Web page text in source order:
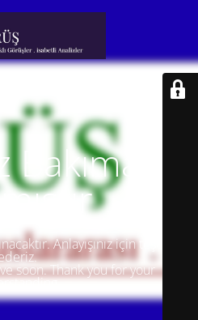
Bakıma
Anlayışınız için teşekkür
soon. Thank you for your